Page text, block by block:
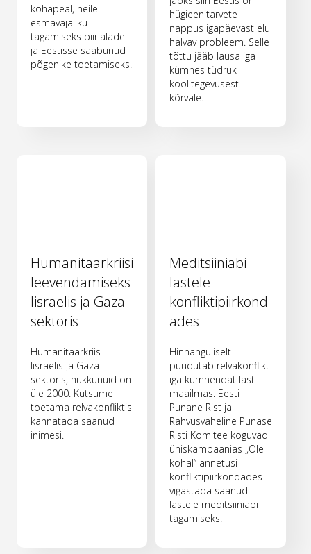
kohapeal, neile
esmavajaliku
tagamiseks piirialadel
ja Eestisse saabunud
põgenike toetamiseks.
hügieenitarvete
nappus igapäevast elu
halvav probleem. Selle
tõttu jääb lausa iga
kümnes tüdruk
koolitegevusest
kõrvale.
Humanitaarkriisi
leevendamiseks
Iisraelis ja Gaza
sektoris
Humanitaarkriis
Iisraelis ja Gaza
sektoris, hukkunuid on
üle 2000. Kutsume
toetama relvakonfliktis
kannatada saanud
inimesi.
Meditsiiniabi
lastele
konfliktipiirkond
ades
Hinnanguliselt
puudutab relvakonflikt
iga kümnendat last
maailmas. Eesti
Punane Rist ja
Rahvusvaheline Punase
Risti Komitee koguvad
ühiskampaanias „Ole
kohal“ annetusi
konfliktipiirkondades
vigastada saanud
lastele meditsiiniabi
tagamiseks.